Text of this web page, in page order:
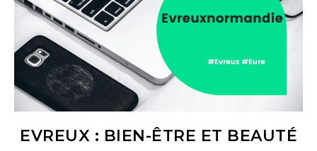
EVREUX : BIEN-ÊTRE ET BEAUTÉ